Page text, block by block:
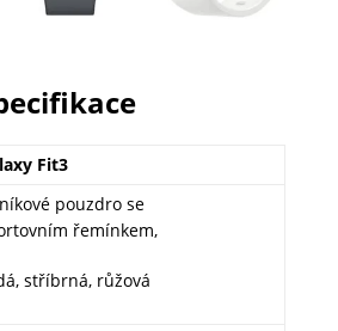
Fit3
pouzdro se
řemínkem,
stříbrná, růžová